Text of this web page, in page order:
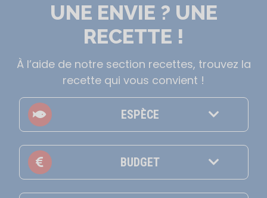
UNE ENVIE ? UNE
RECETTE !
À l’aide de notre section recettes, trouvez la
recette qui vous convient !
ESPÈCE
BUDGET